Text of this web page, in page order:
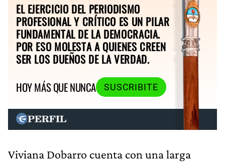
EL EJERCICIO DEL PERIODISMO
PROFESIONAL Y CRÍTICO ES UN PILAR
FUNDAMENTAL DE LA DEMOCRACIA.
POR ESO MOLESTA A QUIENES CREEN
SER LOS DUEÑOS DE LA VERDAD.
HOY MÁS QUE NUNCA
SUSCRIBITE
Viviana Dobarro cuenta con una larga